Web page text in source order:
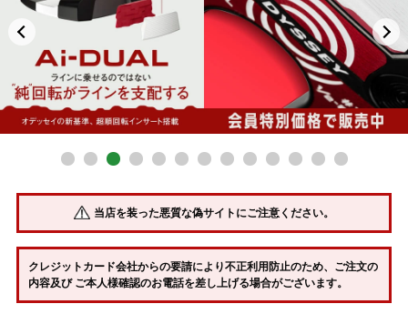
当店を装った悪質な偽サイトにご注意ください。
クレジットカード会社からの要請により不正利用防止のため、ご注文の
内容及び ご本人様確認のお電話を差し上げる場合がございます。
納期
お取り寄せ・予約商品
商品番号/JANコード
並び順
新着順
登録順
価格が安い順